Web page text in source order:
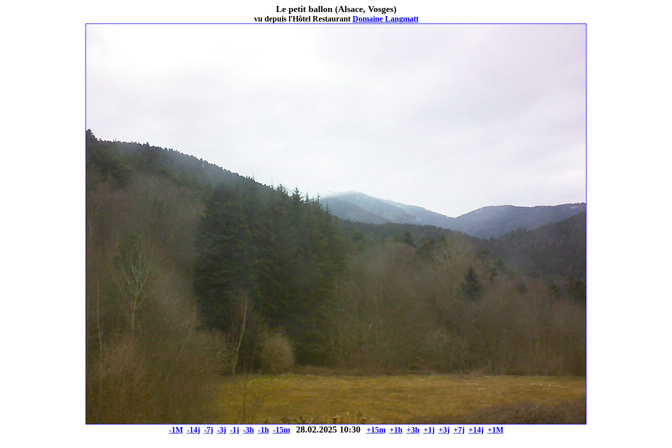
Le petit ballon (Alsace, Vosges)
vu depuis l'Hôtel Restaurant Domaine Langmatt
-1M -14j -7j -3j -1j -3h -1h -15m 28.02.2025 10:30 +15m +1h +3h +1j +3j +7j +14j +1M